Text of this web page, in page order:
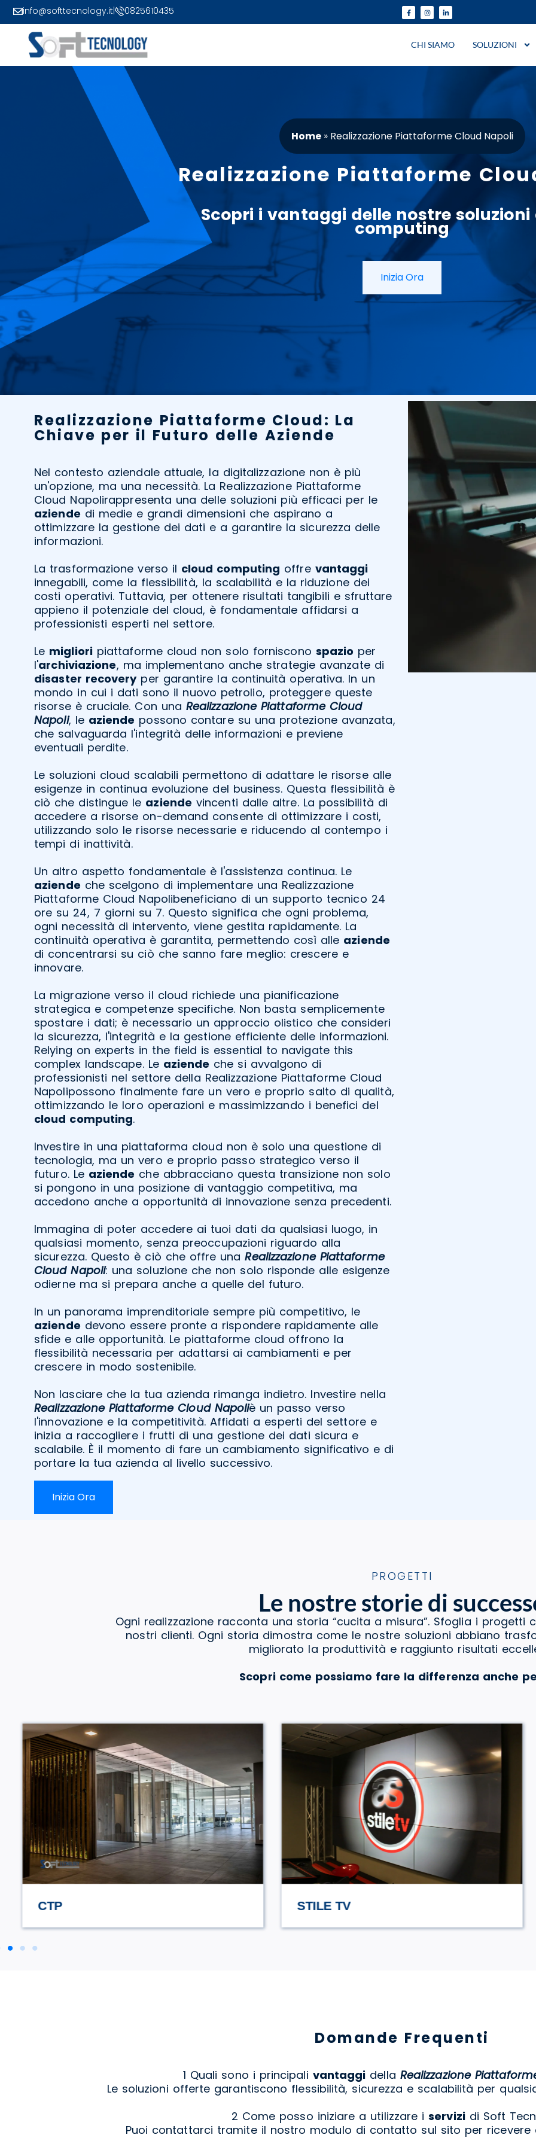
info@softtecnology.it 0825610435
CHI SIAMO SOLUZIONI
Home» Realizzazione Piattaforme Cloud Napoli
Realizzazione Piattaforme
Scopri ivantaggi delle nostre
computing
Inizia Ora
Realizzazione Piattaforme Cloud: La
Chiave per il Futuro delle Aziende
Nel contesto aziendale attuale, la digitalizzazione non è più
un'opzione, ma una necessità. La Realizzazione Piattaforme
Cloud Napolirappresenta una delle soluzioni più efficaci per le
aziende di medie e grandi dimensioni che aspirano a
ottimizzare la gestione dei dati e a garantire la sicurezza delle
informazioni.
La trasformazione verso il cloud computing offre vantaggi
innegabili, come la flessibilità, la scalabilità e la riduzione dei
costi operativi. Tuttavia, per ottenere risultati tangibili e sfruttare
appieno il potenziale del cloud, è fondamentale affidarsi a
professionisti esperti nel settore.
Le miglioripiattaforme cloud non solo forniscono spazio per
l'archiviazione, ma implementano anche strategie avanzate di
disaster recoveryper garantire la continuità operativa. In un
mondo in cui i dati sono il nuovo petrolio, proteggere queste
risorse è cruciale. Con una Realizzazione Piattaforme Cloud
Napoli, le aziende possono contare su una protezione avanzata,
che salvaguarda l'integrità delle informazioni e previene
eventuali perdite.
Le soluzioni cloud scalabili permettono di adattare le risorse alle
esigenze in continua evoluzione del business. Questa flessibilità è
ciò che distingue le aziende vincenti dalle altre. La possibilità di
accedere a risorse on-demand consente di ottimizzare i costi,
utilizzando solo le risorse necessarie e riducendo al contempo i
tempi di inattività.
Un altro aspetto fondamentale è l'assistenza continua. Le
aziende che scelgono di implementare una Realizzazione
Piattaforme Cloud Napolibeneficiano di un supporto tecnico 24
ore su 24, 7 giorni su 7. Questo significa che ogni problema,
ogni necessità di intervento, viene gestita rapidamente. La
continuità operativa è garantita, permettendo così alle aziende
di concentrarsi su ciò che sanno fare meglio: crescere e
innovare.
La migrazione verso il cloud richiede una pianificazione
strategica e competenze specifiche. Non basta semplicemente
spostare i dati; è necessario un approccio olistico che consideri
la sicurezza, l'integrità e la gestione efficiente delle informazioni.
Relying on experts in the field is essential to navigate this
complex landscape. Le aziende che si avvalgono di
professionisti nel settore della Realizzazione Piattaforme Cloud
Napolipossono finalmente fare un vero e proprio salto di qualità,
ottimizzando le loro operazioni e massimizzando i benefici del
cloud computing.
Investire in una piattaforma cloud non è solo una questione di
tecnologia, ma un vero e proprio passo strategico verso il
futuro. Le aziende che abbracciano questa transizione non solo
si pongono in una posizione di vantaggio competitiva, ma
accedono anche a opportunità di innovazione senza precedenti.
Immagina di poter accedere ai tuoi dati da qualsiasi luogo, in
qualsiasi momento, senza preoccupazioni riguardo alla
sicurezza. Questo è ciò che offre unaRealizzazione Piattaforme
Cloud Napoli: una soluzione che non solo risponde alle esigenze
odierne ma si prepara anche a quelle del futuro.
In un panorama imprenditoriale sempre più competitivo, le
aziende devono essere pronte a rispondere rapidamente alle
sfide e alle opportunità. Le piattaforme cloud offrono la
flessibilità necessaria per adattarsi ai cambiamenti e per
crescere in modo sostenibile.
Non lasciare che la tua azienda rimanga indietro. Investire nella
Realizzazione Piattaforme Cloud Napoliè un passo verso
l'innovazione e la competitività. Affidati a esperti del settore e
inizia a raccogliere i frutti di una gestione dei dati sicura e
scalabile. È il momento di fare un cambiamento significativo e di
portare la tua azienda al livello successivo.
Inizia Ora
PROGETTI
Le nostre storie di
Ogni realizzazione racconta una storia “cucita a misura”. Sfoglia i progetti
nostri clienti. Ogni storia dimostra come le nostre soluzioni abbiano
migliorato la produttività e raggiunto risultati
Scopri come possiamo fare la differenza anche
STILE TV HASAMAMI ECO TRULLO
Domande Frequenti
1 Quali sono i principali vantaggi della Realizzazione
Le soluzioni offerte garantiscono flessibilità, sicurezza e scalabilità per
2 Come posso iniziare a utilizzare iservizidi Soft
Puoi contattarci tramite il nostro modulo di contatto sul sito per ricevere